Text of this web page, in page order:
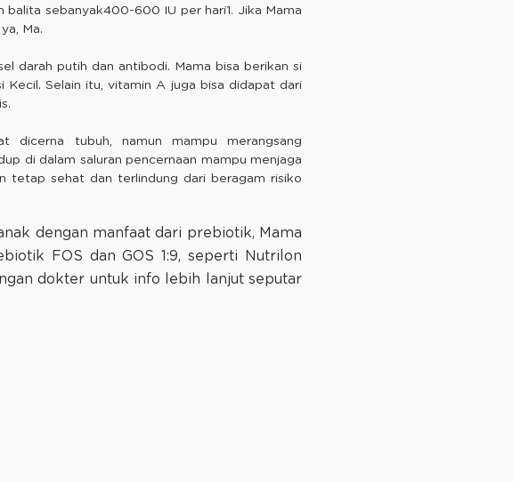
sebanyak400-600 IU per hari1. Jika Mama
Ma.
darah putih dan antibodi. Mama bisa berikan si
Selain itu, vitamin A juga bisa didapat dari
tubuh, namun mampu merangsang
di dalam saluran pencernaan mampu menjaga
tetap sehat dan terlindung dari beragam risiko
dengan manfaat dari prebiotik, Mama
FOS dan GOS 1:9, seperti Nutrilon
dokter untuk info lebih lanjut seputar